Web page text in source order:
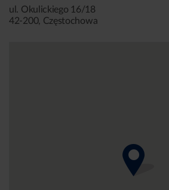
ul. Okulickiego 16/18
42-200, Częstochowa